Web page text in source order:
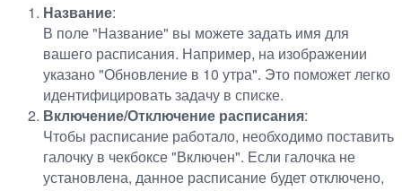
Название:
В поле "Название" вы можете задать имя для
вашего расписания. Например, на изображении
указано "Обновление в 10 утра". Это поможет легко
идентифицировать задачу в списке.
Включение/Отключение расписания:
Чтобы расписание работало, необходимо поставить
галочку в чекбоксе "Включен". Если галочка не
установлена, данное расписание будет отключено,